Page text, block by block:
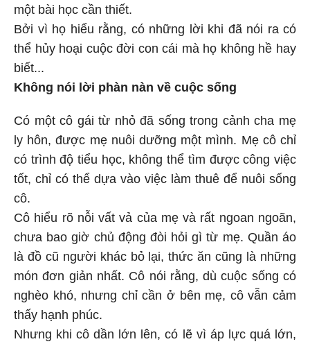
một bài học cần thiết.
Bởi vì họ hiểu rằng, có những lời khi đã nói ra có
thể hủy hoại cuộc đời con cái mà họ không hề hay
biết...
Không nói lời phàn nàn về cuộc sống
Có một cô gái từ nhỏ đã sống trong cảnh cha mẹ
ly hôn, được mẹ nuôi dưỡng một mình. Mẹ cô chỉ
có trình độ tiểu học, không thể tìm được công việc
tốt, chỉ có thể dựa vào việc làm thuê để nuôi sống
cô.
Cô hiểu rõ nỗi vất vả của mẹ và rất ngoan ngoãn,
chưa bao giờ chủ động đòi hỏi gì từ mẹ. Quần áo
là đồ cũ người khác bỏ lại, thức ăn cũng là những
món đơn giản nhất. Cô nói rằng, dù cuộc sống có
nghèo khó, nhưng chỉ cần ở bên mẹ, cô vẫn cảm
thấy hạnh phúc.
Nhưng khi cô dần lớn lên, có lẽ vì áp lực quá lớn,